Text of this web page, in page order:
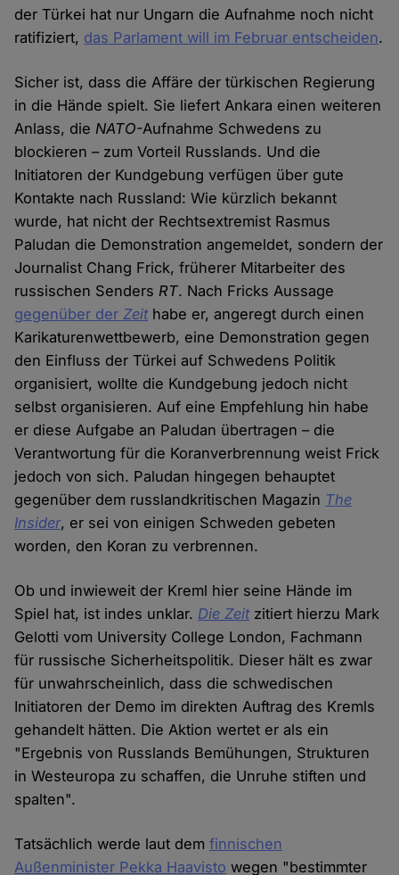
der Türkei hat nur Ungarn die Aufnahme noch nicht
ratifiziert, das Parlament will im Februar entscheiden.
Sicher ist, dass die Affäre der türkischen Regierung
in die Hände spielt. Sie liefert Ankara einen weiteren
Anlass, dieNATO-Aufnahme Schwedens zu
blockieren – zum Vorteil Russlands. Und die
Initiatoren der Kundgebung verfügen über gute
Kontakte nach Russland: Wie kürzlich bekannt
wurde, hat nicht der Rechtsextremist Rasmus
Paludan die Demonstration angemeldet, sondern der
Journalist Chang Frick, früherer Mitarbeiter des
russischen SendersRT. Nach Fricks Aussage
gegenüber derZeithabe er, angeregt durch einen
Karikaturenwettbewerb, eine Demonstration gegen
den Einfluss der Türkei auf Schwedens Politik
organisiert, wollte die Kundgebung jedoch nicht
selbst organisieren. Auf eine Empfehlung hin habe
er diese Aufgabe an Paludan übertragen – die
Verantwortung für die Koranverbrennung weist Frick
jedoch von sich. Paludan hingegen behauptet
gegenüber dem russlandkritischen Magazin The
Insider, er sei von einigen Schweden gebeten
worden, den Koran zu verbrennen.
Ob und inwieweit der Kreml hier seine Hände im
Spiel hat, ist indes unklar. Die Zeitzitiert hierzu Mark
Gelotti vom University College London, Fachmann
für russische Sicherheitspolitik. Dieser hält es zwar
für unwahrscheinlich, dass die schwedischen
Initiatoren der Demo im direkten Auftrag des Kremls
gehandelt hätten. Die Aktion wertet er als ein
"Ergebnis von Russlands Bemühungen, Strukturen
in Westeuropa zu schaffen, die Unruhe stiften und
spalten".
Tatsächlich werde laut demfinnischen
Außenminister Pekka Haavisto wegen "bestimmter